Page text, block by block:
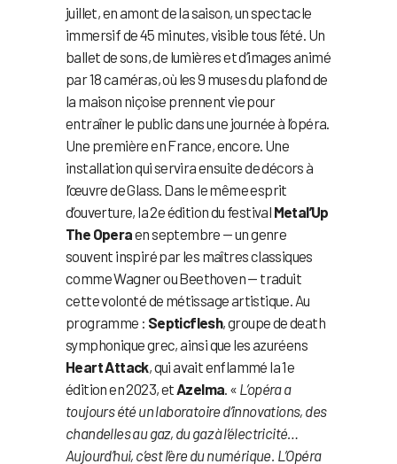
juillet, en amont de la saison, un spectacle
immersif de 45 minutes, visible tous l’été. Un
ballet de sons, de lumières et d’images animé
par 18 caméras, où les 9 muses du plafond de
la maison niçoise prennent vie pour
entraîner le public dans une journée à l’opéra.
Une première en France, encore. Une
installation qui servira ensuite de décors à
l’œuvre de Glass. Dans le même esprit
d’ouverture, la 2e édition du festival Metal’Up
The Operaen septembre — un genre
souvent inspiré par les maîtres classiques
comme Wagner ou Beethoven — traduit
cette volonté de métissage artistique. Au
programme : Septicflesh, groupe de death
symphonique grec, ainsi que les azuréens
Heart Attack, qui avait enflammé la 1e
édition en 2023, et Azelma . « L’opéra a
toujours été un laboratoire d’innovations, des
chandelles au gaz, du gaz à l’électricité…
Aujourd’hui, c’est l’ère du numérique. L’Opéra